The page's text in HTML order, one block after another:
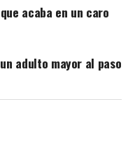
acaba en un caro
adulto mayor al paso